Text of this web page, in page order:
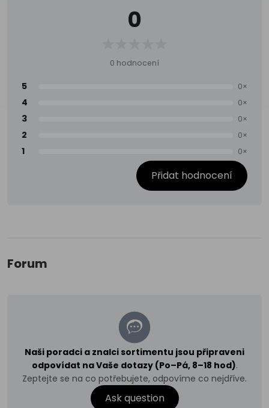
0
0 hodnocení
5 0×
4 0×
3 0×
2 0×
1 0×
Přidat hodnocení
Forum
Naši poradci a znalci sortimentu jsou připraveni
odpovídat na Vaše dotazy (Po–Pá, 8–18 hod).
Zeptejte se na co potřebujete, odpovíme co nejdříve.
Ask question